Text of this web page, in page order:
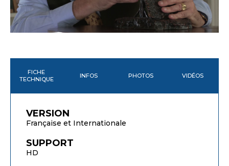
FICHE
TECHNIQUE
INFOS PHOTOS VIDÉOS
VERSION
Française et Internationale
SUPPORT
HD